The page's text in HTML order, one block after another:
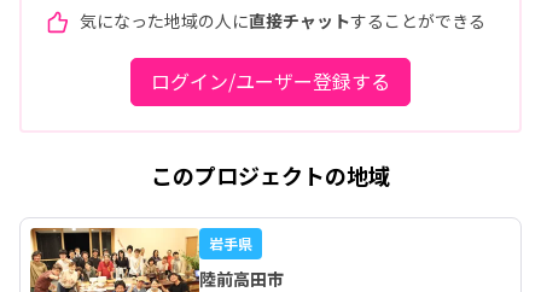
気になった地域の人に直接チャットすることができる
ログイン/ユーザー登録する
このプロジェクトの地域
岩手県
陸前高田市